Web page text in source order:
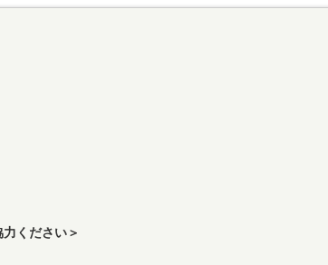
ください＞